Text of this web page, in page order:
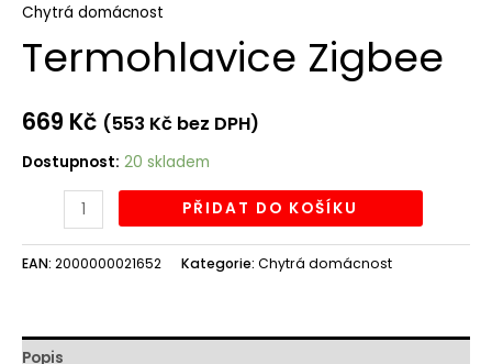
Chytrá domácnost
Termohlavice Zigbee
669 Kč (553 Kč bez DPH)
Dostupnost: 20 skladem
PŘIDAT DO KOŠÍKU
EAN: 2000000021652 Kategorie: Chytrá domácnost
Popis